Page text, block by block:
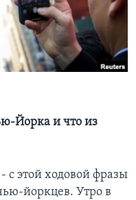
Йорка и что из
с этой ходовой фразы
йоркцев. Утро в